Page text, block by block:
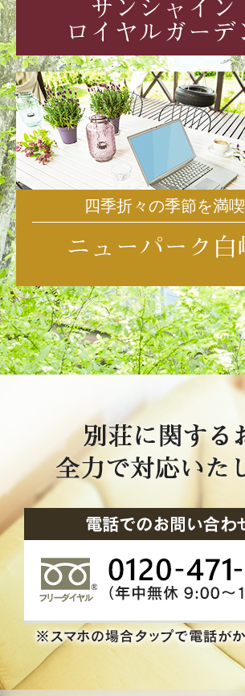
四季折々の季節を満喫